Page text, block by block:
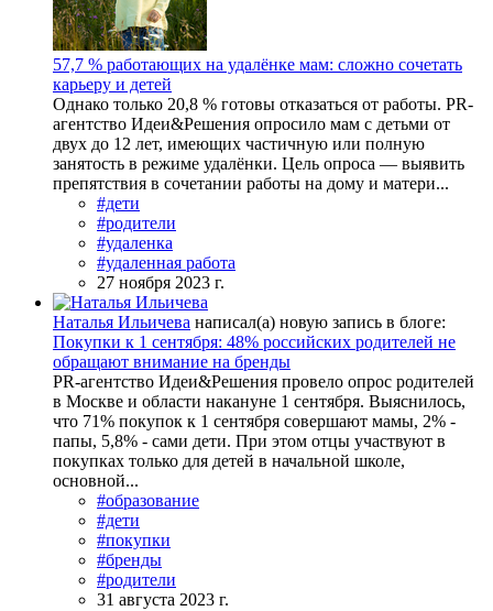
57,7 % работающих на удалёнке мам: сложно сочетать
карьеру и детей
Однако только 20,8 % готовы отказаться от работы. PR-
агентство Идеи&Решения опросило мам с детьми от
двух до 12 лет, имеющих частичную или полную
занятость в режиме удалёнки. Цель опроса — выявить
препятствия в сочетании работы на дому и матери...
#дети
#родители
#удаленка
#удаленная работа
27 ноября 2023 г.
Наталья Ильичева написал(а) новую запись в блоге:
Покупки к 1 сентября: 48% российских родителей не
обращают внимание на бренды
PR-агентство Идеи&Решения провело опрос родителей
в Москве и области накануне 1 сентября. Выяснилось,
что 71% покупок к 1 сентября совершают мамы, 2% -
папы, 5,8% - сами дети. При этом отцы участвуют в
покупках только для детей в начальной школе,
основной...
#образование
#дети
#покупки
#бренды
#родители
31 августа 2023 г.